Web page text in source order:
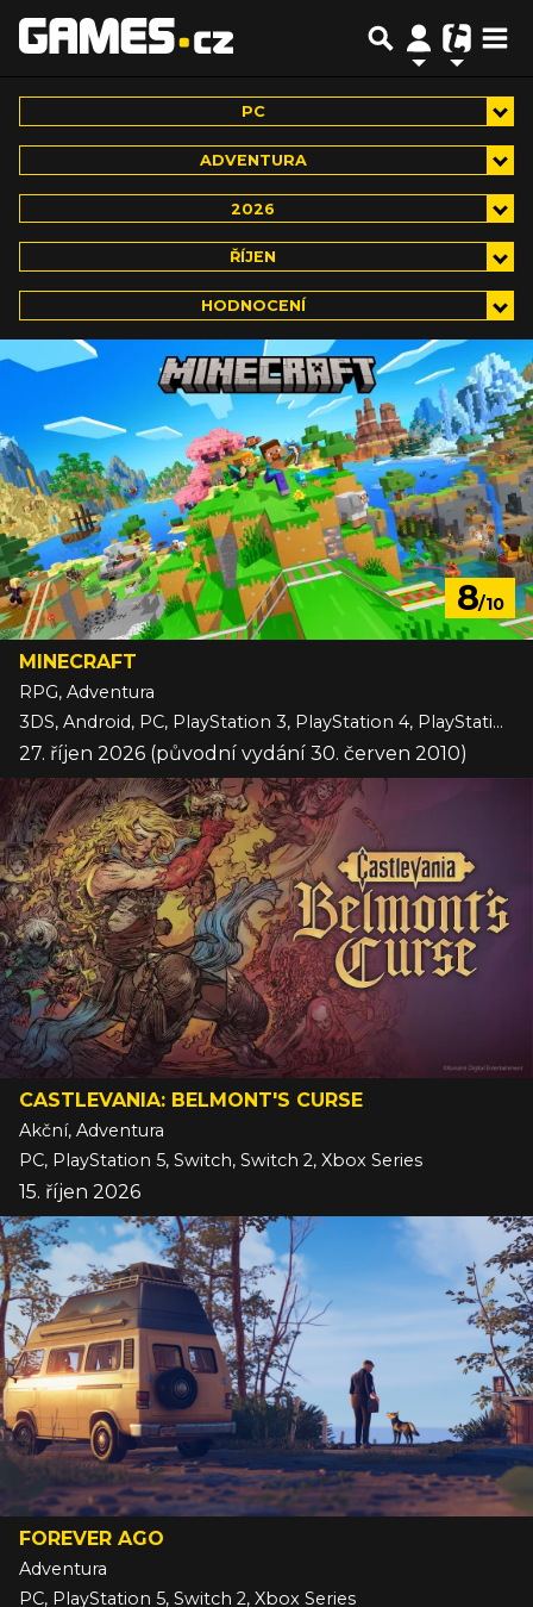
PC
ADVENTURA
2026
ŘÍJEN
HODNOCENÍ
8/10
MINECRAFT
RPG, Adventura
3DS, Android, PC, PlayStation 3, PlayStation 4, PlayStation 5, Switch, Switch 2, VITA, Wii U, Xbox 360, Xbox One, Xbox Series, iOS
27. říjen 2026 (původní vydání 30. červen 2010)
CASTLEVANIA: BELMONT'S CURSE
Akční, Adventura
PC, PlayStation 5, Switch, Switch 2, Xbox Series
15. říjen 2026
FOREVER AGO
Adventura
PC, PlayStation 5, Switch 2, Xbox Series